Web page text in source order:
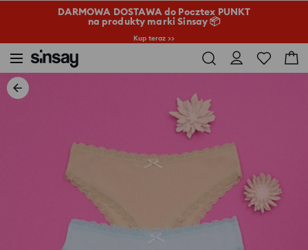
DARMOWA DOSTAWA do Pocztex PUNKT
na produkty marki Sinsay 📦
Kup teraz >>